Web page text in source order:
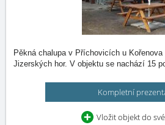
Pěkná chalupa v Příchovicích u
Jizerských hor. V objektu se nachází 15
Kompletní
Vložit objekt do